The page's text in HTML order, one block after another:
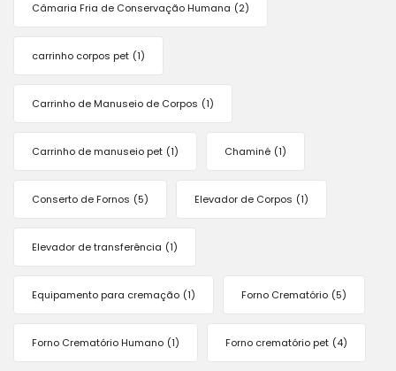
Câmaria Fria de Conservação Humana (2)
carrinho corpos pet (1)
Carrinho de Manuseio de Corpos (1)
Carrinho de manuseio pet (1) Chaminé (1)
Conserto de Fornos (5) Elevador de Corpos (1)
Elevador de transferência (1)
Equipamento para cremação (1) Forno Crematório (5)
Forno Crematório Humano (1) Forno crematório pet (4)